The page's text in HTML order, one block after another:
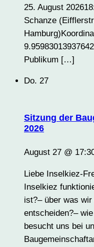
25. August
Schanze
Publikum […]
Do. 27
Sitzung der
2026
August 27 @
Liebe Inselkiez-
Inselkiez
ist?– über was
entscheiden?–
besucht uns bei